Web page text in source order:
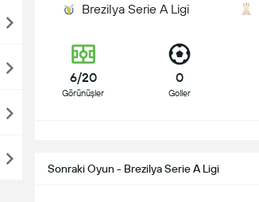
Brezilya Serie A Ligi
6/20
Görünüşler
0
Goller
Sonraki Oyun - Brezilya Serie A Ligi